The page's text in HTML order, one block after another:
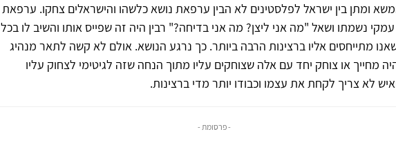
ומתן בין ישראל לפלסטינים לא הבין ערפאת נושא כלשהו והישראלים צחקו. ערפאת
נשמתו ושאל "מה אני ליצן? מה אני בדיחה?" רבין היה זה שפייס אותו והשיב לו בכל
מתייחסים אליו ברצינות הרבה ביותר. כך נרגע הנושא. אולם לא קשה לתאר מנהיג
מחייך או צוחק יחד עם אלה שצוחקים עליו מתוך הנחה שזה לגיטימי לצחוק עליו
לא צריך לקחת את עצמו וכבודו יותר מדי ברצינות.
- פרסומת -